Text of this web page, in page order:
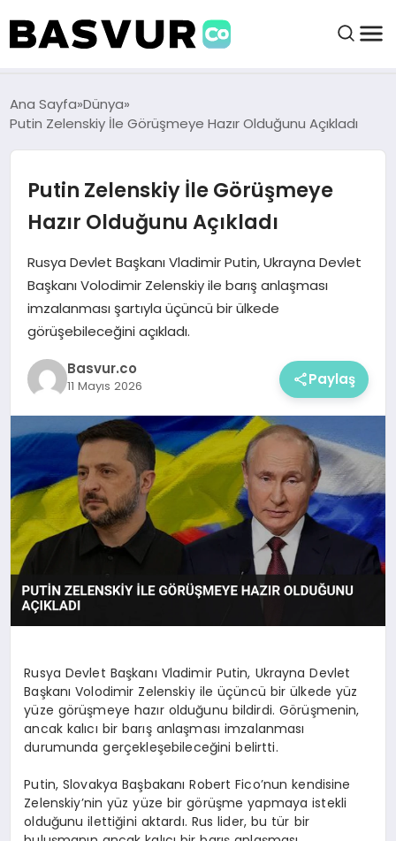
BAŞVURULAR
BAYILIKLER
İŞ FIKIRLERI
KRIPTO HABER
Ana Sayfa Dünya
Putin Zelenskiy İle Görüşmeye Hazır Olduğunu Açıkladı
Putin Zelenskiy İle Görüşmeye
Hazır Olduğunu Açıkladı
Rusya Devlet Başkanı Vladimir Putin, Ukrayna Devlet
Başkanı Volodimir Zelenskiy ile barış anlaşması
imzalanması şartıyla üçüncü bir ülkede
görüşebileceğini açıkladı.
Basvur.co
11 Mayıs 2026 Paylaş
Rusya Devlet Başkanı Vladimir Putin, Ukrayna Devlet
Başkanı Volodimir Zelenskiy ile üçüncü bir ülkede yüz
yüze görüşmeye hazır olduğunu bildirdi. Görüşmenin,
ancak kalıcı bir barış anlaşması imzalanması
durumunda gerçekleşebileceğini belirtti.
Putin, Slovakya Başbakanı Robert Fico’nun kendisine
Zelenskiy’nin yüz yüze bir görüşme yapmaya istekli
olduğunu ilettiğini aktardı. Rus lider, bu tür bir